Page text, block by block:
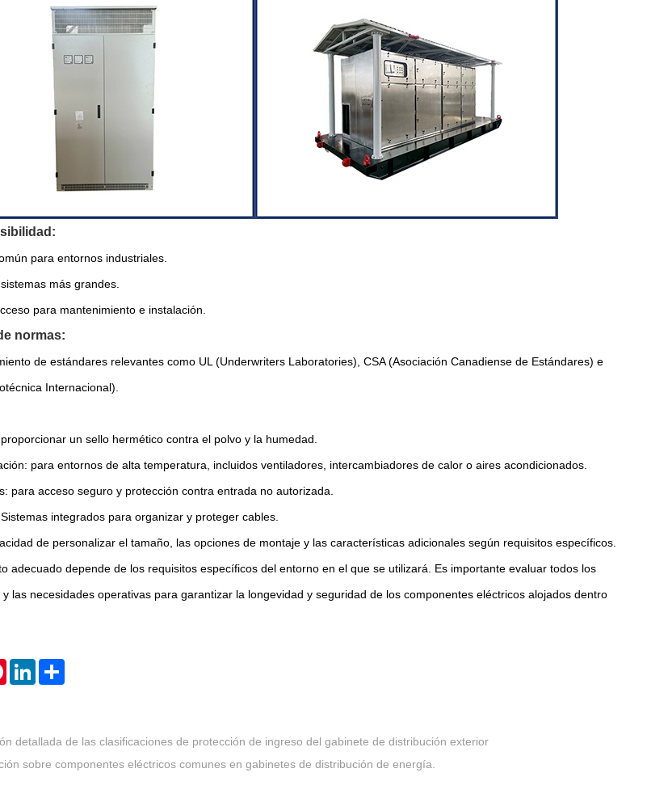
para entornos industriales.
más grandes.
para mantenimiento e instalación.
normas:
de estándares relevantes como UL (Underwriters Laboratories), CSA (Asociación Canadiense de Estándares) e
Internacional).
un sello hermético contra el polvo y la humedad.
para entornos de alta temperatura, incluidos ventiladores, intercambiadores de calor o aires acondicionados.
para acceso seguro y protección contra entrada no autorizada.
integrados para organizar y proteger cables.
de personalizar el tamaño, las opciones de montaje y las características adicionales según requisitos específicos.
adecuado depende de los requisitos específicos del entorno en el que se utilizará. Es importante evaluar todos los
las necesidades operativas para garantizar la longevidad y seguridad de los componentes eléctricos alojados dentro
PinterestLinkedInShare
detallada de las clasificaciones de protección de ingreso del gabinete de distribución exterior
sobre componentes eléctricos comunes en gabinetes de distribución de energía.